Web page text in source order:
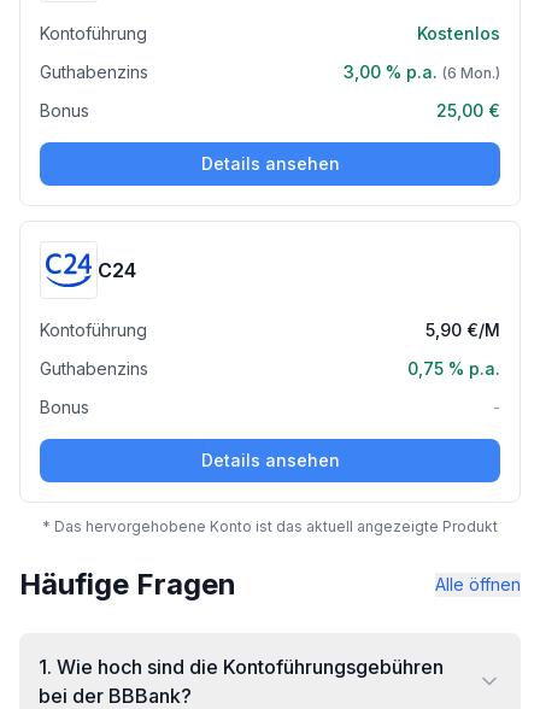
Kontoführung
Kostenlos
Guthabenzins
3,00 % p.a. (6 Mon.)
Bonus 25,00 €
Details ansehen
C24
Kontoführung 5,90 €/M
Guthabenzins
0,75 % p.a.
Bonus
-
Details ansehen
* Das hervorgehobene Konto ist das aktuell angezeigte Produkt
Häufige Fragen Alle öffnen
1. Wie hoch sind die Kontoführungsgebühren
bei der BBBank?